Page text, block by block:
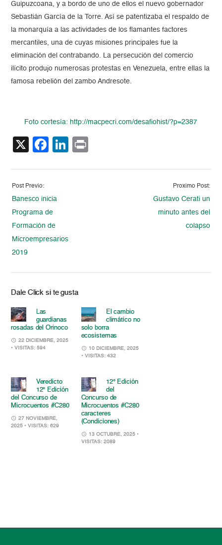
Guipuzcoana, y a bordo de uno de ellos el nuevo gobernador
Sebastián García de la Torre. Así se patentizaba el respaldo de
la monarquía a las actividades de los flamantes factores
mercantiles, una de cuyas misiones principales fue la
eliminación del contrabando. La persecución del comercio
ilícito produjo numerosas protestas en Venezuela, entre ellas la
famosa rebelión del zambo Andresote.
Foto cortesía: http://macpecri.com/desafiohist/?p=2387
X Facebook
LinkedIn
Post Previo:
Banesco inicia
Programa de
Formación de
Microempresarios
2019
Proximo Post:
Gustavo Cerati un
minuto antes del
colapso
Dale Click si te gusta
Las
guardianas
rosadas del Orinoco
22 DICIEMBRE, 2025
• VISITAS: 594
El cambio
climático no
solo borra
ecosistemas
10 DICIEMBRE, 2025
• VISITAS: 432
Veredicto
12° Edición
del Concurso de
Microcuentos #C280
27 NOVIEMBRE,
2025 • VISITAS: 629
12° Edición
del
Concurso de
Microcuentos #C280
caracteres
(Condiciones)
13 OCTUBRE, 2025 •
VISITAS: 2089